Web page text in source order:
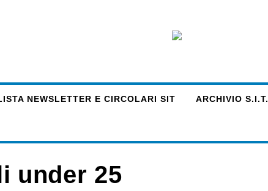
NEWSLETTER E CIRCOLARI SIT ARCHIVIO S.I.T.
under 25